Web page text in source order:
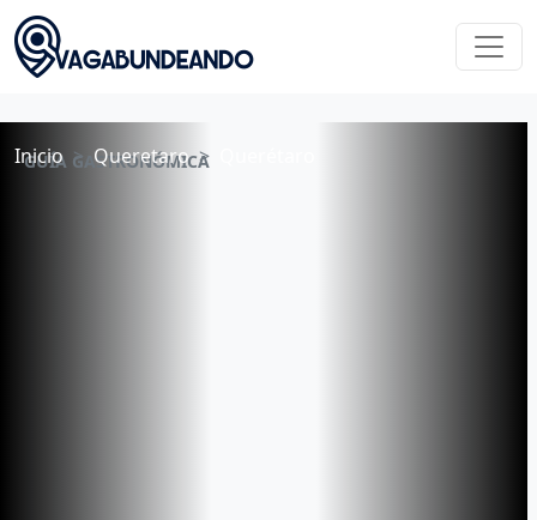
Inicio Queretaro
GUÍA GASTRONÓMICA